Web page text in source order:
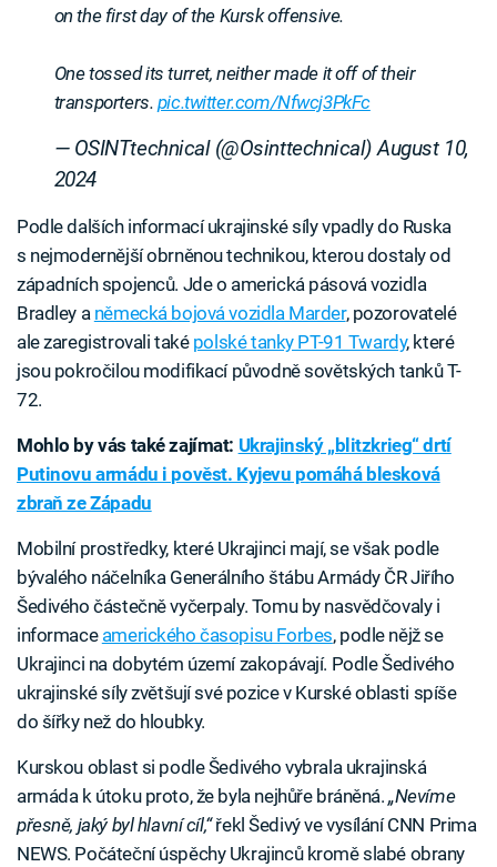
on the first day of the Kursk offensive.
One tossed its turret, neither made it off of their
transporters. pic.twitter.com/Nfwcj3PkFc
— OSINTtechnical (@Osinttechnical)August 10,
2024
Podle dalších informací ukrajinské síly vpadly do Ruska
s nejmodernější obrněnou technikou, kterou dostaly od
západních spojenců. Jde o americká pásová vozidla
Bradley a německá bojová vozidla Marder, pozorovatelé
ale zaregistrovali také polské tanky PT-91 Twardy, které
jsou pokročilou modifikací původně sovětských tanků T-
72.
Mohlo by vás také zajímat: Ukrajinský „blitzkrieg“ drtí
Putinovu armádu i pověst. Kyjevu pomáhá blesková
zbraň ze Západu
Mobilní prostředky, které Ukrajinci mají, se však podle
bývalého náčelníka Generálního štábu Armády ČR Jiřího
Šedivého částečně vyčerpaly. Tomu by nasvědčovaly i
informace amerického časopisu Forbes, podle nějž se
Ukrajinci na dobytém území zakopávají. Podle Šedivého
ukrajinské síly zvětšují své pozice v Kurské oblasti spíše
do šířky než do hloubky.
Kurskou oblast si podle Šedivého vybrala ukrajinská
armáda k útoku proto, že byla nejhůře bráněná.„Nevíme
přesně, jaký byl hlavní cíl,“řekl Šedivý ve vysílání CNN Prima
NEWS. Počáteční úspěchy Ukrajinců kromě slabé obrany